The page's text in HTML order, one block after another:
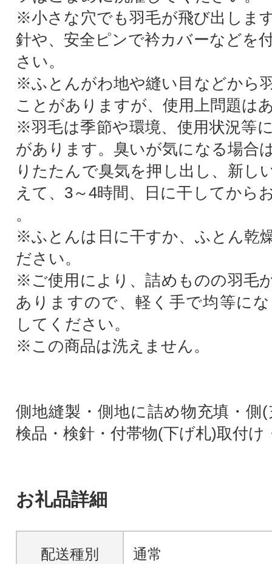
※小さな穴でも羽毛が飛び出しま
針や、安全ピンで衿カバーなどを
さい。
※ふとんがわ地や縫い目などから
ことがありますが、使用上問題は
※羽毛は季節や環境、使用状況等
があります。臭いが気になる場合
りたたんで臭気を押し出し、新し
えて、3～4時間、日に干してから
。
※ふとんは日に干すか、ふとん乾
ださい。
※ご使用により、詰めものの羽毛
ありますので、軽く手で均等に
してください。
※この商品は洗えません。
側地縫製・側地に詰め物充填・側
検品・検針・付帯物(下げ札)取付け
お礼品詳細
配送種別 通常